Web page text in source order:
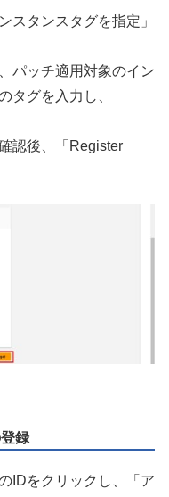
スタンスタグを指定」
パッチ適用対象のイン
タグを入力し、
認後、「Register
録
IDをクリックし、「ア